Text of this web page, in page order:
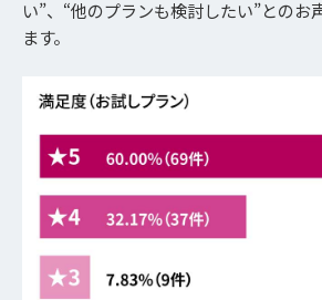
い”、“他のプランも検討したい”とのお
ます。